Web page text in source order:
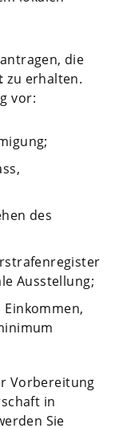
die
zu erhalten.
vor:
des
Ausstellung;
Vorbereitung
in
Sie